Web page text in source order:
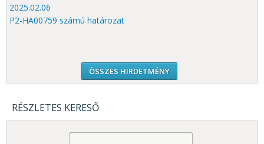
2025.02.06
P2-HA00759 számú határozat
ÖSSZES HIRDETMÉNY
RÉSZLETES KERESŐ